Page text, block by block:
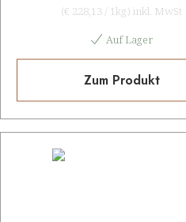
(€ 228,13 / 1kg) inkl. MwSt
Auf Lager
Zum Produkt